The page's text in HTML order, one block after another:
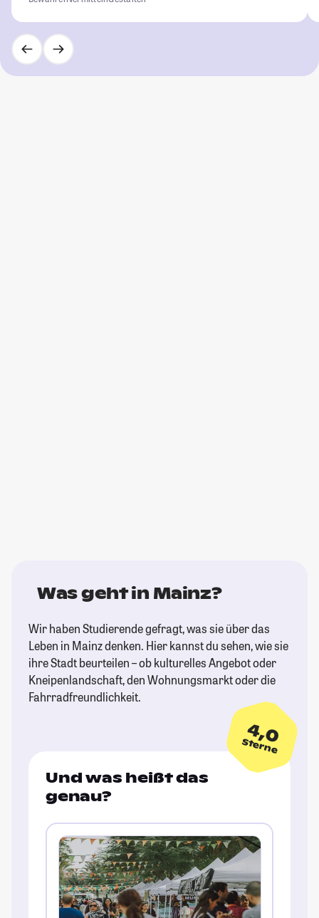
Was geht in Mainz?
Wir haben Studierende gefragt, was sie über das
Leben in Mainz denken. Hier kannst du sehen, wie sie
ihre Stadt beurteilen – ob kulturelles Angebot oder
Kneipenlandschaft, den Wohnungsmarkt oder die
Fahrradfreundlichkeit.
4,0
Sterne
Und was heißt das
genau?